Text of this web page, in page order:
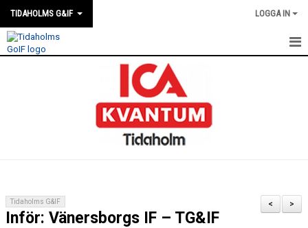
TIDAHOLMS G&IF LOGGA IN
FÖRENINGEN
>
<
Tidaholms G&IF
Inför: Vänersborgs IF – TG&IF